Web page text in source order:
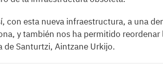
con esta nueva infraestructura, a una
y también nos ha permitido reordenar
de Santurtzi, Aintzane Urkijo.